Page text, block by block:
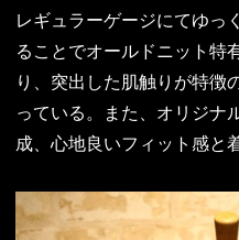
レギュラーゲージにてゆっ
ることでオールドニット特
り、突出した肌触りが特徴
っている。また、オリジナ
成、心地良いフィット感と